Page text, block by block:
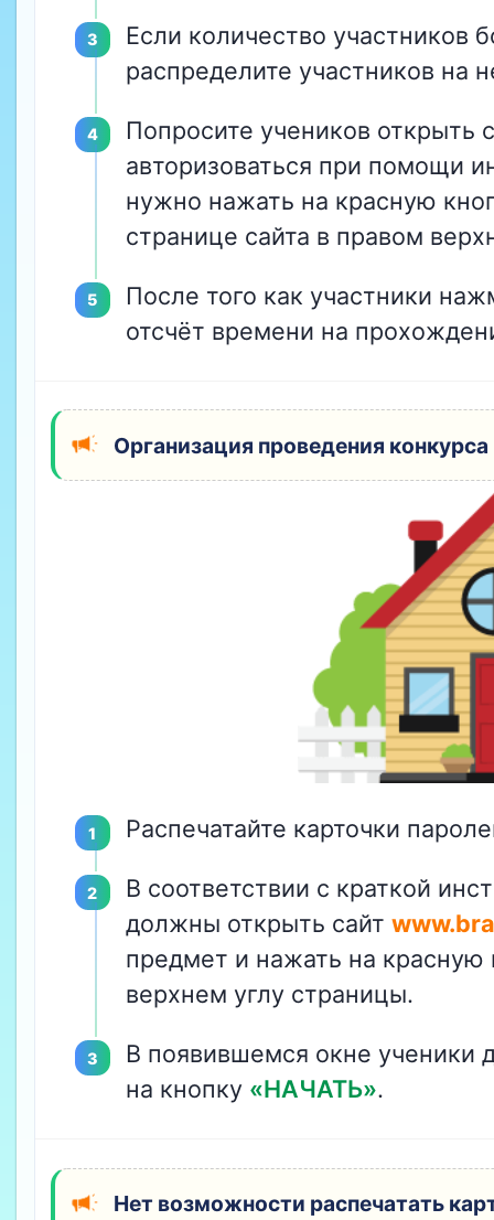
Если количество участников
распределите участников на
Попросите учеников открыть
авторизоваться при помощи
нужно нажать на красную
странице сайта в правом
После того как участники
отсчёт времени на
Организация проведения
Распечатайте карточки
В соответствии с краткой
должны открыть сайт
предмет и нажать на красную
верхнем углу страницы.
В появившемся окне ученики
на кнопку «НАЧАТЬ».
Нет возможности распечатать